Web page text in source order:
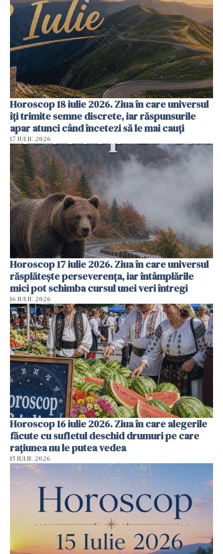
Horoscop 18 iulie 2026. Ziua în care universul
îți trimite semne discrete, iar răspunsurile
apar atunci când încetezi să le mai cauți
17 IULIE 2026
Horoscop 17 iulie 2026. Ziua în care universul
răsplătește perseverența, iar întâmplările
mici pot schimba cursul unei veri întregi
16 IULIE 2026
Horoscop 16 iulie 2026. Ziua în care alegerile
făcute cu sufletul deschid drumuri pe care
rațiunea nu le putea vedea
15 IULIE 2026